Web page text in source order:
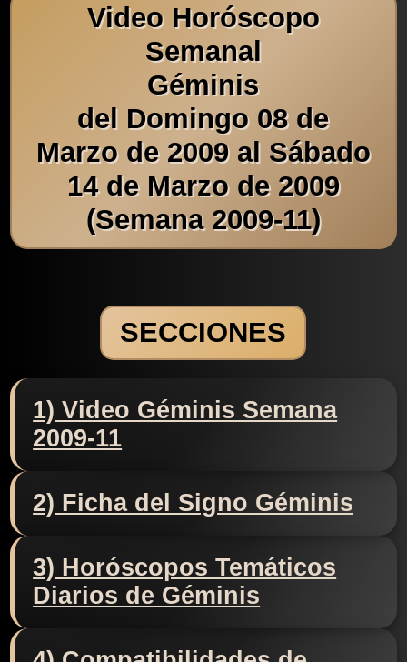
Video Horóscopo
Semanal
Géminis
del Domingo 08 de
Marzo de 2009 al Sábado
14 de Marzo de 2009
(Semana 2009-11)
SECCIONES
1) Video Géminis Semana
2009-11
2) Ficha del Signo Géminis
3) Horóscopos Temáticos
Diarios de Géminis